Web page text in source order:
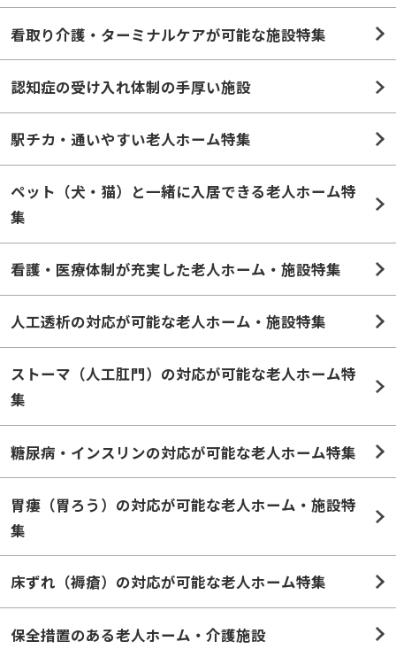
看取り介護・ターミナルケアが可能な施設特集
認知症の受け入れ体制の手厚い施設
駅チカ・通いやすい老人ホーム特集
ペット（犬・猫）と一緒に入居できる老人ホーム特
集
看護・医療体制が充実した老人ホーム・施設特集
人工透析の対応が可能な老人ホーム・施設特集
ストーマ（人工肛門）の対応が可能な老人ホーム特
集
糖尿病・インスリンの対応が可能な老人ホーム特集
胃瘻（胃ろう）の対応が可能な老人ホーム・施設特
集
床ずれ（褥瘡）の対応が可能な老人ホーム特集
保全措置のある老人ホーム・介護施設